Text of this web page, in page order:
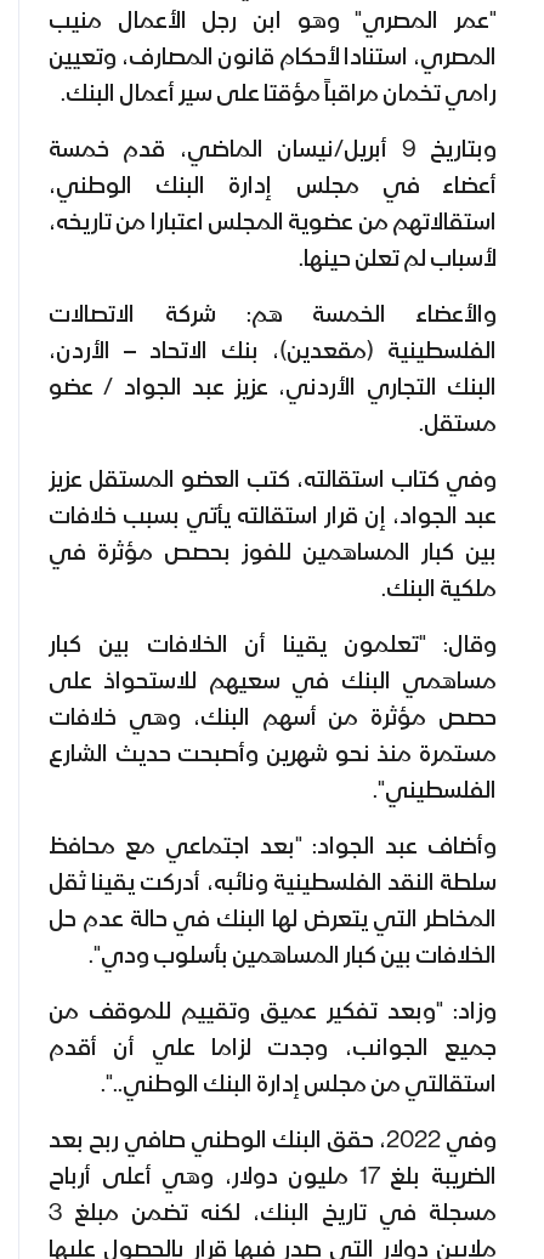
"عمر المصري" وهو ابن رجل الأعمال منيب
المصري، استنادا لأحكام قانون المصارف، وتعيين
رامي تخمان مراقباً مؤقتا على سير أعمال البنك.
وبتاريخ 9 أبريل/نيسان الماضي، قدم خمسة
أعضاء في مجلس إدارة البنك الوطني،
استقالاتهم من عضوية المجلس اعتبارا من تاريخه،
لأسباب لم تعلن حينها.
والأعضاء الخمسة هم: شركة الاتصالات
الفلسطينية (مقعدين)، بنك الاتحاد – الأردن،
البنك التجاري الأردني، عزيز عبد الجواد / عضو
مستقل.
وفي كتاب استقالته، كتب العضو المستقل عزيز
عبد الجواد، إن قرار استقالته يأتي بسبب خلافات
بين كبار المساهمين للفوز بحصص مؤثرة في
ملكية البنك.
وقال: "تعلمون يقينا أن الخلافات بين كبار
مساهمي البنك في سعيهم للاستحواذ على
حصص مؤثرة من أسهم البنك، وهي خلافات
مستمرة منذ نحو شهرين وأصبحت حديث الشارع
الفلسطيني".
وأضاف عبد الجواد: "بعد اجتماعي مع محافظ
سلطة النقد الفلسطينية ونائبه، أدركت يقينا ثقل
المخاطر التي يتعرض لها البنك في حالة عدم حل
الخلافات بين كبار المساهمين بأسلوب ودي".
وزاد: "وبعد تفكير عميق وتقييم للموقف من
جميع الجوانب، وجدت لزاما علي أن أقدم
استقالتي من مجلس إدارة البنك الوطني..".
وفي 2022، حقق البنك الوطني صافي ربح بعد
الضريبة بلغ 17 مليون دولار، وهي أعلى أرباح
مسجلة في تاريخ البنك، لكنه تضمن مبلغ 3
ملايين دولار التي صدر فيها قرار بالحصول عليها